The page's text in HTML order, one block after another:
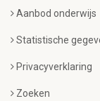
Aanbod onderwijs
Statistische
Privacyverklaring
Zoeken